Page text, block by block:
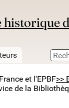
et l'EPBF>>
de la